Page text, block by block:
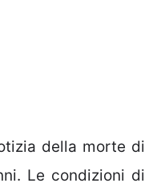
della morte di
Le condizioni di